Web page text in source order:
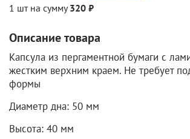
1 шт на сумму320 ₽
Описание товара
Капсула из пергаментной бумаги с
жестким верхним краем. Не требует
формы
Диаметр дна: 50 мм
Высота: 40 мм